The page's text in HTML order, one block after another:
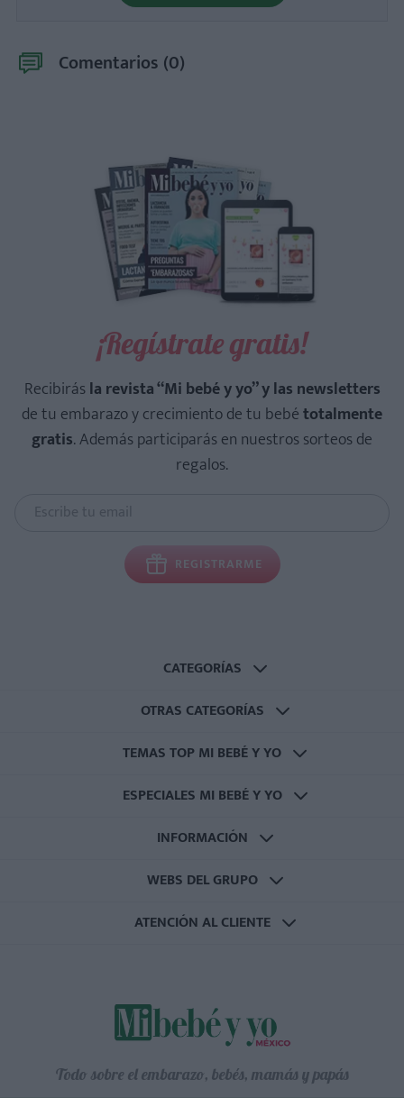
Comentarios (0)
¡Regístrate gratis!
Recibirásla revista “Mi bebé y yo” y las newsletters
de tu embarazo y crecimiento de tu bebétotalmente
gratis. Además participarás en nuestros sorteos de
regalos.
REGISTRARME
CATEGORÍAS
OTRAS CATEGORÍAS
TEMAS TOP MI BEBÉ Y YO
ESPECIALES MI BEBÉ Y YO
INFORMACIÓN
WEBS DEL GRUPO
ATENCIÓN AL CLIENTE
Todo sobre el embarazo, bebés, mamás y papás